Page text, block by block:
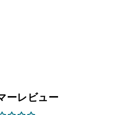
ーレビュー